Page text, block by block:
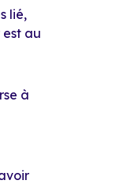
lié,
au
à